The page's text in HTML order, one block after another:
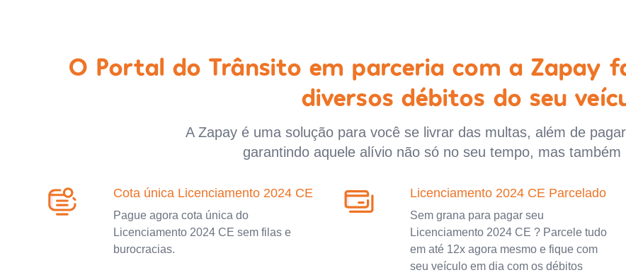
O Portal do Trânsito em parceria com a Zapay
diversos débitos do seu
A Zapay é uma solução para você se livrar das multas, além de
garantindo aquele alívio não só no seu tempo, mas também
Cota única Licenciamento 2024 CE
Pague agora cota única do
Licenciamento 2024 CE sem filas e
burocracias.
Licenciamento 2024 CE Parcelado
Sem grana para pagar seu
Licenciamento 2024 CE ? Parcele tudo
em até 12x agora mesmo e fique com
seu veículo em dia com os débitos